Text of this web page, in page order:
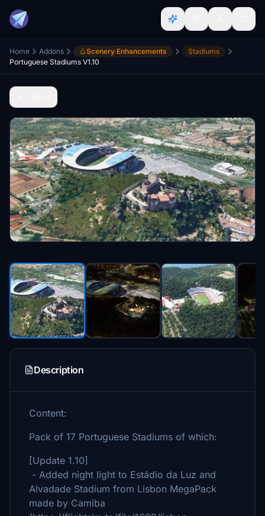
Home Addons Scenery Enhancements
Stadiums
Portuguese Stadiums V1.10
Description
Content:
Pack of 17 Portuguese Stadiums of which:
[Update 1.10]
- Added night light to Estádio da Luz and
Alvadade Stadium from Lisbon MegaPack
made by Camiba